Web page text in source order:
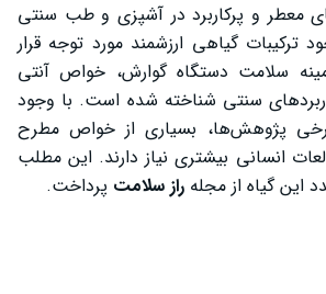
معطر و پرکاربرد در آشپزی و طب سنتی
ترکیبات گیاهی ارزشمند مورد توجه قرار
سلامت دستگاه گوارش، خواص آنتی
سنتی شناخته شده است. با وجود
برخی پژوهش‌ها، بسیاری از خواص مطرح‌
انسانی بیشتری نیاز دارند. این مطلب
این گیاه از مجله راز سلامت پرداخت.